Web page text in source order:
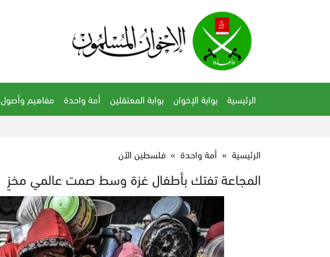
الرئيسية بوابة الإخوان بوابة المعتقلين أمة واحدة مفاهيم وأصول
الرئيسية » أمة واحدة » فلسطين الآن
المجاعة تفتك بأطفال غزة وسط صمت عالمي مخزٍ